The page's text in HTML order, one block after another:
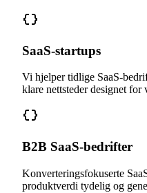
SaaS-startups
Vi hjelper tidlige SaaS-
klare nettsteder designet for
B2B SaaS-bedrifter
Konverteringsfokuserte
produktverdi tydelig og